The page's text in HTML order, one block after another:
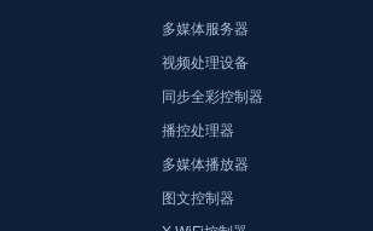
多媒体服务器
视频处理设备
同步全彩控制器
播控处理器
多媒体播放器
图文控制器